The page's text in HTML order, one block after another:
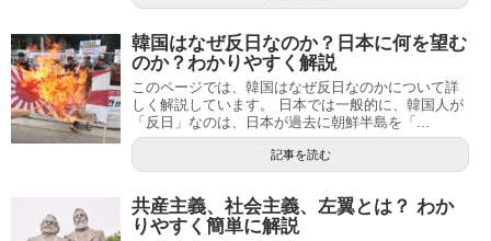
韓国はなぜ反日なのか？日本に何を望む
のか？わかりやすく解説
このページでは、韓国はなぜ反日なのかについて詳
しく解説しています。 日本では一般的に、韓国人が
「反日」なのは、日本が過去に朝鮮半島を「...
記事を読む
共産主義、社会主義、左翼とは？ わか
りやすく簡単に解説